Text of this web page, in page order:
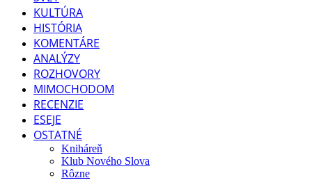
KULTÚRA
HISTÓRIA
KOMENTÁRE
ANALÝZY
ROZHOVORY
MIMOCHODOM
RECENZIE
ESEJE
OSTATNÉ
Kniháreň
Klub Nového Slova
Rôzne